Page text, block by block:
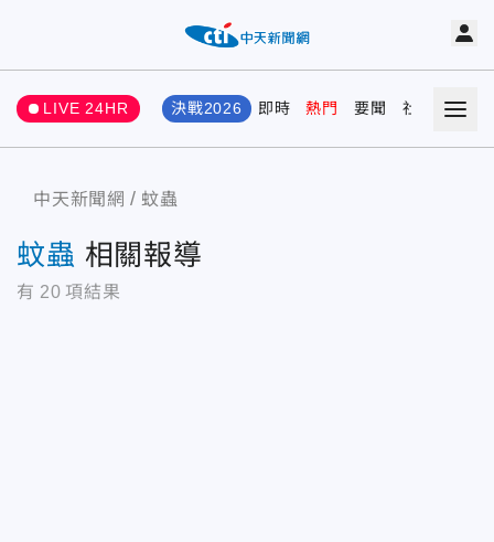
LIVE 24HR 決戰2026 即時 熱門 要聞 社會 娛樂
中天新聞網 蚊蟲
蚊蟲 相關報導
有 20 項結果